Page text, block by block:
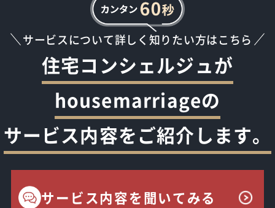
サービスについて詳しく知りたい方はこちら
住宅コンシェルジュが
housemarriageの
サービス内容をご紹介します。
サービス内容を聞いてみる